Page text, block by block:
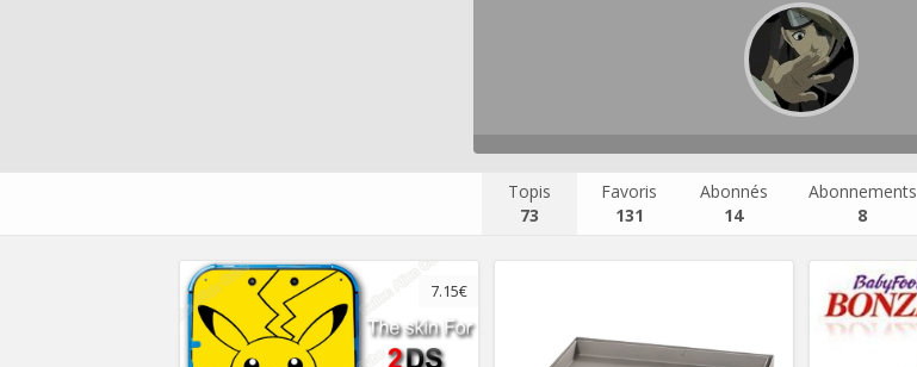
Topis
73
Favoris
131
Abonnés
14
Abonnements
8
7.15€